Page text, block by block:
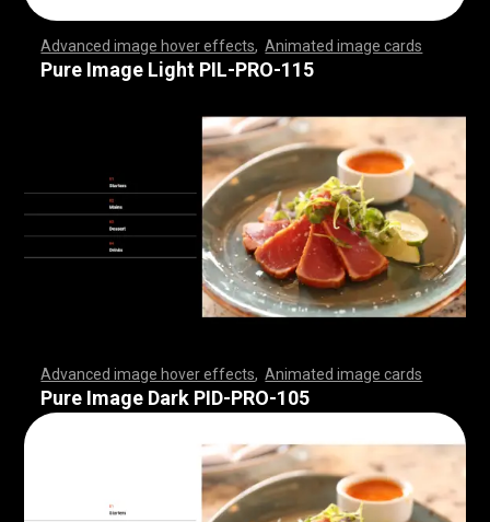
Advanced image hover effects ,Animated image cards
,,,,,,,,,,,,,,,,,,,,,,,,,,,,,,,,, ,,,,,,,,,,,,,,,,,,,,,,,,,
,,,,,,,,,,,,,,,,,,,,,,,,,,,,,,,,, ,,,,,,,,,,,,,,,,,,,,,,,,,
,,,,,,,,,,,,,,,,,,,,,,,,,,,,,,,,, ,,,,,,,,,,,,,,,,,,,,,,,
Pure Image Light PIL-PRO-115
Advanced image hover effects ,Animated image cards
,,,,,,,,,,,,,,,,,,,,,,,,,,,,,,,,, ,,,,,,,,,,,,,,,,,,,,,,,,,
,,,,,,,,,,,,,,,,,,,,,,,,,,,,,,,,, ,,,,,,,,,,,,,,,,,,,,,,,,,
,,,,,,,,,,,,,,,,,,,,,,,,,,,,,,,,, ,,,,,,,,,,,,,,,,,,,,,,,
Pure Image Dark PID-PRO-105